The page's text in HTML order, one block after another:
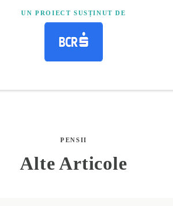
UN PROIECT SUSȚINUT DE
PENSII
Alte Articole